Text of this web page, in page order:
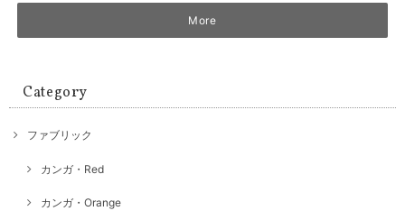
More
Category
ファブリック
カンガ・Red
カンガ・Orange